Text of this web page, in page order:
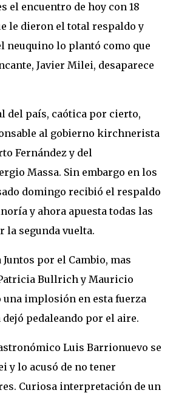
el encuentro de hoy con 18
le dieron el total respaldo y
neuquino lo plantó como que
Javier Milei, desaparece
del país, caótica por cierto,
al gobierno kirchnerista
Fernández y del
Massa. Sin embargo en los
domingo recibió el respaldo
y ahora apuesta todas las
la segunda vuelta.
por el Cambio, mas
Bullrich y Mauricio
implosión en esta fuerza
pedaleando por el aire.
Luis Barrionuevo se
y lo acusó de no tener
Curiosa interpretación de un